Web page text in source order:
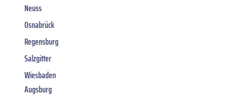
Neuss
Osnabrück
Regensburg
Salzgitter
Wiesbaden
Augsburg